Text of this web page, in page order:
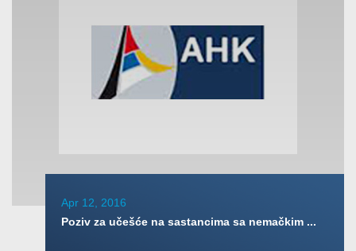
Apr 12, 2016
Poziv za učešće na sastancima sa nemačkim ...